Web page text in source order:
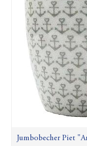
Jumbobecher Piet